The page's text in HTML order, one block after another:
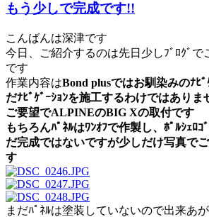
もう少しで完成です!!
こんばんは深津です
今日、ご紹介するのは先日少しﾌﾞﾛｸﾞで
です
作業内容はBond plusではお馴染みのﾅﾋ
だﾅﾋﾞｹﾞｰｼｮﾝを施工するわけではあり
ご要望でALPINEのBIG Xの取付です
もちろんﾊﾟﾈﾙはﾜﾝｵﾌで作製し、ﾎﾟﾙｼｪﾛ
だ完成ではないですが少しだけ写真で
す
まだﾊﾟﾈﾙは塗装していないので出来あ